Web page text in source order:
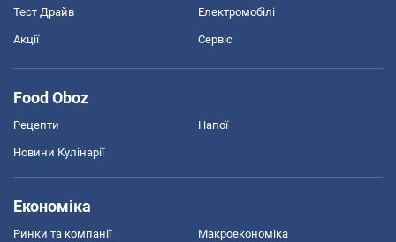
Тест Драйв Електромобілі
Акції Сервіс
Food Oboz
Рецепти Напої
Новини Кулінарії
Економіка
Ринки та компанії Макроекономіка